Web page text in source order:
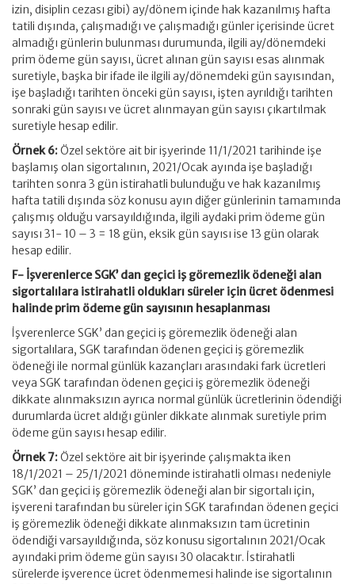
izin, disiplin cezası gibi) ay/dönem içinde hak kazanılmış hafta
tatili dışında, çalışmadığı ve çalışmadığı günler içerisinde ücret
almadığı günlerin bulunması durumunda, ilgili ay/dönemdeki
prim ödeme gün sayısı, ücret alınan gün sayısı esas alınmak
suretiyle, başka bir ifade ile ilgili ay/dönemdeki gün sayısından,
işe başladığı tarihten önceki gün sayısı, işten ayrıldığı tarihten
sonraki gün sayısı ve ücret alınmayan gün sayısı çıkartılmak
suretiyle hesap edilir.
Örnek 6:Özel sektöre ait bir işyerinde 11/1/2021 tarihinde işe
başlamış olan sigortalının, 2021/Ocak ayında işe başladığı
tarihten sonra 3 gün istirahatli bulunduğu ve hak kazanılmış
hafta tatili dışında söz konusu ayın diğer günlerinin tamamında
çalışmış olduğu varsayıldığında, ilgili aydaki prim ödeme gün
sayısı 31- 10 – 3 = 18 gün, eksik gün sayısı ise 13 gün olarak
hesap edilir.
F- İşverenlerce SGK’ dan geçici iş göremezlik ödeneği alan
sigortalılara istirahatli oldukları süreler için ücret ödenmesi
halinde prim ödeme gün sayısının hesaplanması
İşverenlerce SGK’ dan geçici iş göremezlik ödeneği alan
sigortalılara, SGK tarafından ödenen geçici iş göremezlik
ödeneği ile normal günlük kazançları arasındaki fark ücretleri
veya SGK tarafından ödenen geçici iş göremezlik ödeneği
dikkate alınmaksızın ayrıca normal günlük ücretlerinin ödendiği
durumlarda ücret aldığı günler dikkate alınmak suretiyle prim
ödeme gün sayısı hesap edilir.
Örnek 7:Özel sektöre ait bir işyerinde çalışmakta iken
18/1/2021 – 25/1/2021 döneminde istirahatli olması nedeniyle
SGK’ dan geçici iş göremezlik ödeneği alan bir sigortalı için,
işvereni tarafından bu süreler için SGK tarafından ödenen geçici
iş göremezlik ödeneği dikkate alınmaksızın tam ücretinin
ödendiği varsayıldığında, söz konusu sigortalının 2021/Ocak
ayındaki prim ödeme gün sayısı 30 olacaktır. İstirahatli
sürelerde işverence ücret ödenmemesi halinde ise sigortalının